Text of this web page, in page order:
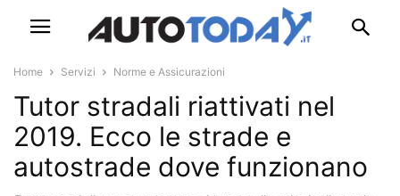
Home Servizi Norme e Assicurazioni
Tutor stradali riattivati nel
2019. Ecco le strade e
autostrade dove funzionano